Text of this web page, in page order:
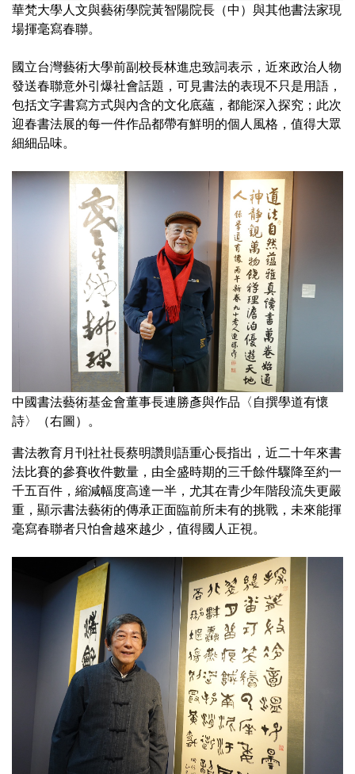
華梵大學人文與藝術學院黃智陽院長（中）與其他書法家現
場揮毫寫春聯。
國立台灣藝術大學前副校長林進忠致詞表示，近來政治人物
發送春聯意外引爆社會話題，可見書法的表現不只是用語，
包括文字書寫方式與內含的文化底蘊，都能深入探究；此次
迎春書法展的每一件作品都帶有鮮明的個人風格，值得大眾
細細品味。
中國書法藝術基金會董事長連勝彥與作品〈自撰學道有懷
詩〉（右圖）。
書法教育月刊社社長蔡明讚則語重心長指出，近二十年來書
法比賽的參賽收件數量，由全盛時期的三千餘件驟降至約一
千五百件，縮減幅度高達一半，尤其在青少年階段流失更嚴
重，顯示書法藝術的傳承正面臨前所未有的挑戰，未來能揮
毫寫春聯者只怕會越來越少，值得國人正視。